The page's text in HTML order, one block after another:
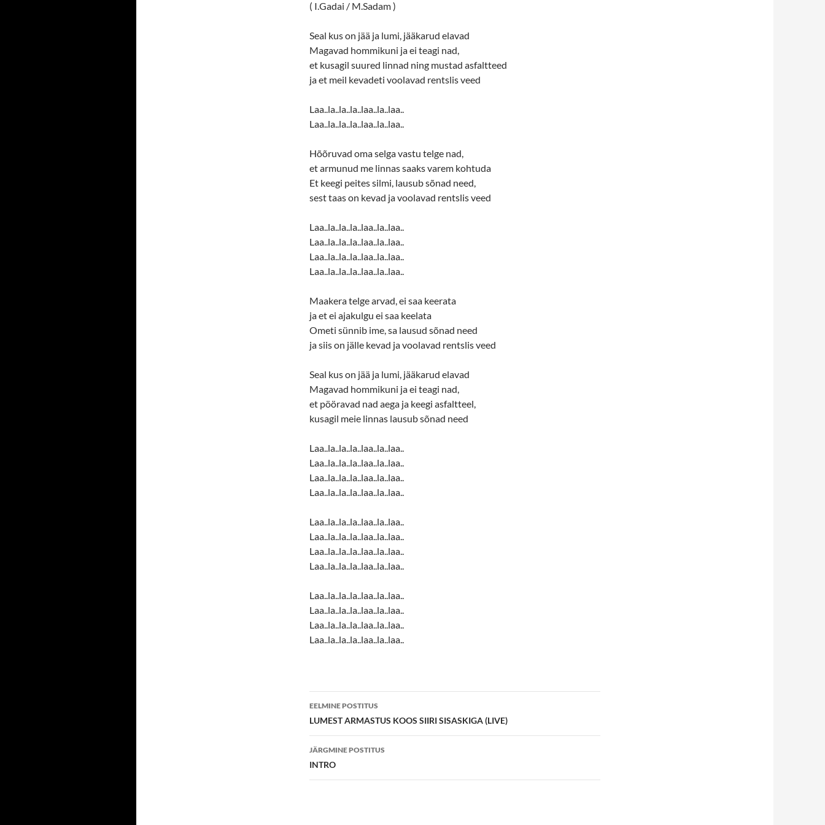
( I.Gadai / M.Sadam )
Seal kus on jää ja lumi, jääkarud elavad
Magavad hommikuni ja ei teagi nad,
et kusagil suured linnad ning mustad asfaltteed
ja et meil kevadeti voolavad rentslis veed
Laa..la..la..la..laa..la..laa..
Laa..la..la..la..laa..la..laa..
Hõõruvad oma selga vastu telge nad,
et armunud me linnas saaks varem kohtuda
Et keegi peites silmi, lausub sõnad need,
sest taas on kevad ja voolavad rentslis veed
Laa..la..la..la..laa..la..laa..
Laa..la..la..la..laa..la..laa..
Laa..la..la..la..laa..la..laa..
Laa..la..la..la..laa..la..laa..
Maakera telge arvad, ei saa keerata
ja et ei ajakulgu ei saa keelata
Ometi sünnib ime, sa lausud sõnad need
ja siis on jälle kevad ja voolavad rentslis veed
Seal kus on jää ja lumi, jääkarud elavad
Magavad hommikuni ja ei teagi nad,
et pööravad nad aega ja keegi asfaltteel,
kusagil meie linnas lausub sõnad need
Laa..la..la..la..laa..la..laa..
Laa..la..la..la..laa..la..laa..
Laa..la..la..la..laa..la..laa..
Laa..la..la..la..laa..la..laa..
Laa..la..la..la..laa..la..laa..
Laa..la..la..la..laa..la..laa..
Laa..la..la..la..laa..la..laa..
Laa..la..la..la..laa..la..laa..
Laa..la..la..la..laa..la..laa..
Laa..la..la..la..laa..la..laa..
Laa..la..la..la..laa..la..laa..
Laa..la..la..la..laa..la..laa..
Postituste
töölaud
EELMINE POSTITUS
LUMEST ARMASTUS KOOS SIIRI SISASKIGA (LIVE)
JÄRGMINE POSTITUS
INTRO